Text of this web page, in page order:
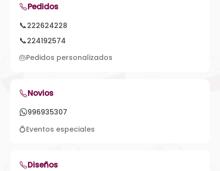
Pedidos
📞222624228
📞224192574
🎂Pedidos personalizados
Novios
996935307
💍Eventos especiales
Diseños